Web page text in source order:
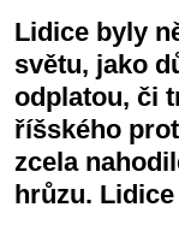
Lidice byly
světu, jako
odplatou, či
říšského
zcela
hrůzu.